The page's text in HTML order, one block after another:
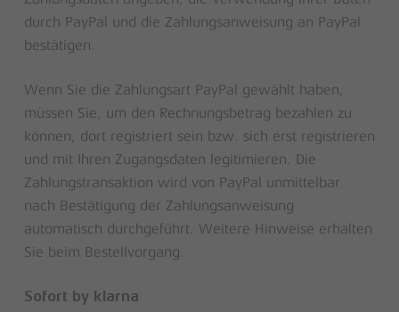
durch PayPal und die Zahlungsanweisung an PayPal
bestätigen.
Wenn Sie die Zahlungsart PayPal gewählt haben,
müssen Sie, um den Rechnungsbetrag bezahlen zu
können, dort registriert sein bzw. sich erst registrieren
und mit Ihren Zugangsdaten legitimieren. Die
Zahlungstransaktion wird von PayPal unmittelbar
nach Bestätigung der Zahlungsanweisung
automatisch durchgeführt. Weitere Hinweise erhalten
Sie beim Bestellvorgang.
Sofort by klarna